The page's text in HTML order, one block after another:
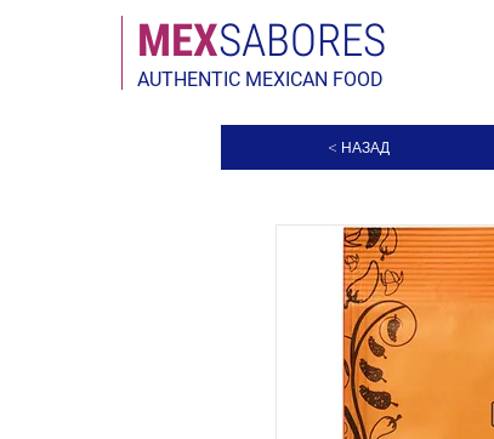
МЕXSABORES
AUTHENTIC MEXICAN FOOD
< НАЗАД